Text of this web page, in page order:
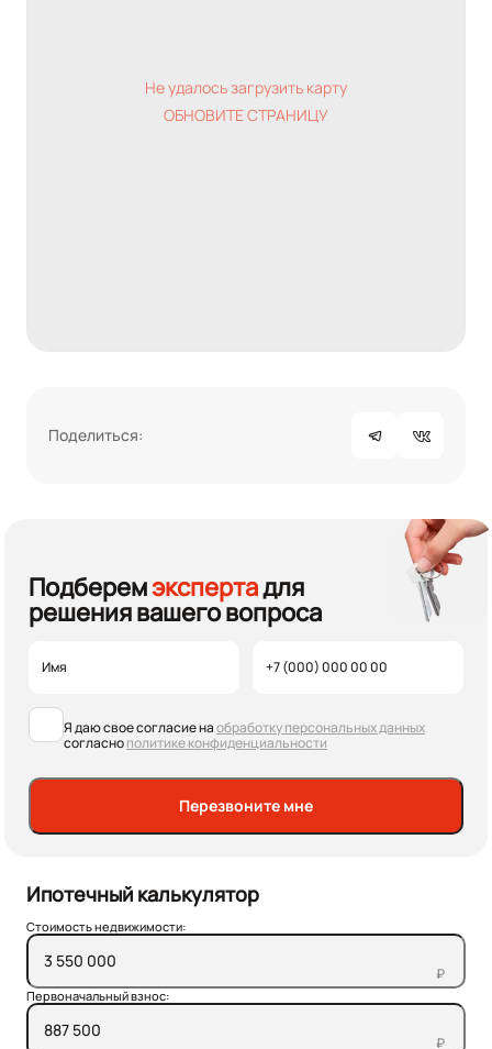
Не удалось загрузить карту
ОБНОВИТЕ СТРАНИЦУ
Поделиться:
Подберемэкспертадля
решения вашего вопроса
Я даю свое согласие наобработку персональных данных
согласнополитике конфиденциальности
Перезвоните мне
Ипотечный калькулятор
Стоимость недвижимости:
₽
Первоначальный взнос:
₽